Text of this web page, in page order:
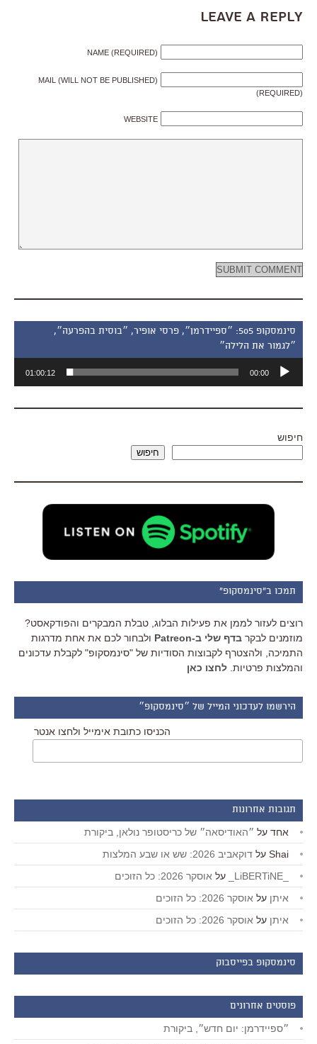
Leave a Reply
NAME (REQUIRED)
MAIL (WILL NOT BE PUBLISHED)
(REQUIRED)
WEBSITE
סינמסקופ 505: ״ספיידרמן״, פרסי אופיר, ״בוסית בהפרעה״,
״לגמור את הלילה״
אודיו
00:00
01:00:12
חיפוש
חיפוש
תמכו ב"סינמסקופ"
רוצים לעזור לממן את פעילות הבלוג, טבלת המבקרים והפודקאסט?
מוזמנים לבקר בדף שלי ב-Patreon
ולבחור לכם את אחת מדרגות
התמיכה, ולהצטרף לקבוצות הסודיות של "סינמסקופ" לקבלת עדכונים
והמלצות פרטיות. לחצו כאן
הירשמו לעדכוני המייל של ״סינמסקופ״
הכניסו כתובת אימייל ולחצו אנטר
תגובות אחרונות
אחד על ״האודיסאה״ של כריסטופר נולאן, ביקורת
Shai על דוקאביב 2026: שש או שבע המלצות
על אוסקר 2026: כל הזוכים
איתן על אוסקר 2026: כל הזוכים
איתן על אוסקר 2026: כל הזוכים
סינמסקופ בפייסבוק
פוסטים אחרונים
״ספיידרמן: יום חדש״, ביקורת